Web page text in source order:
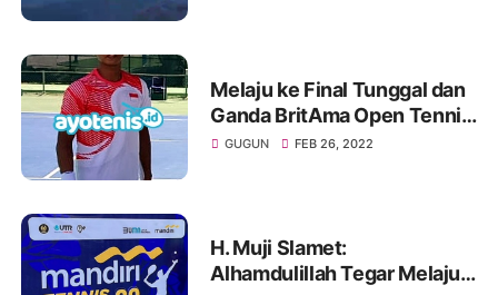
Melaju ke Final Tunggal dan
Ganda BritAma Open Tennis
Tournament, Ini Kata Gugun
GUGUN FEB 26, 2022
H. Muji Slamet:
Alhamdulillah Tegar Melaju